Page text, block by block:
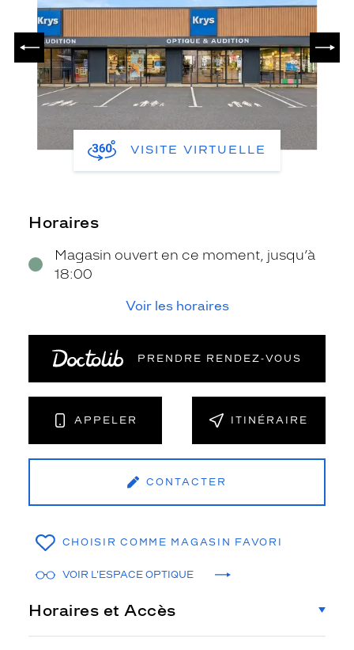
PRÉCÉDENT
VISITE VIRTUELLE
Horaires
Magasin ouvert en ce moment, jusqu’à
18:00
Voir les horaires
PRENDRE RENDEZ‑VOUS
APPELER ITINÉRAIRE
CONTACTER
CHOISIR COMME MAGASIN FAVORI
VOIR L'ESPACE OPTIQUE
Horaires et Accès